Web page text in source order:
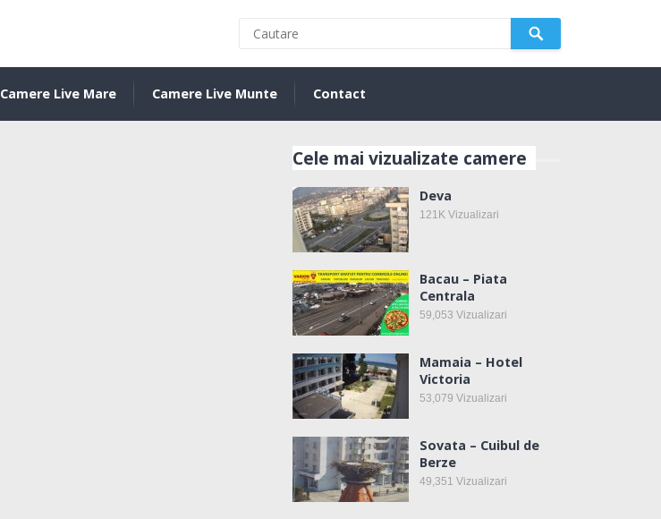
Camere Live Mare Camere Live Munte Contact
Cele mai vizualizate camere
Deva
121K Vizualizari
Bacau – Piata
Centrala
59,053 Vizualizari
Mamaia – Hotel
Victoria
53,079 Vizualizari
Sovata – Cuibul de
Berze
49,351 Vizualizari